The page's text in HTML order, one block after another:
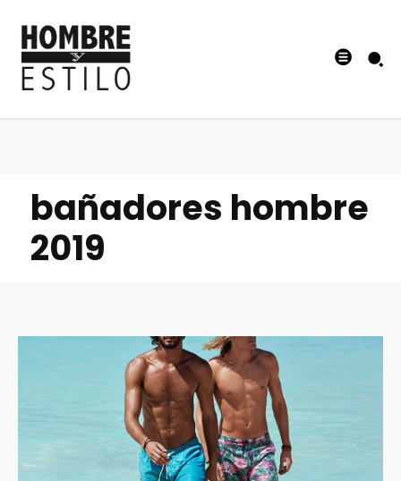
bañadores hombre
2019